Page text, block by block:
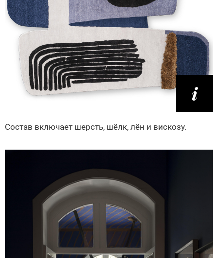
Состав включает шерсть, шёлк, лён и вискозу.